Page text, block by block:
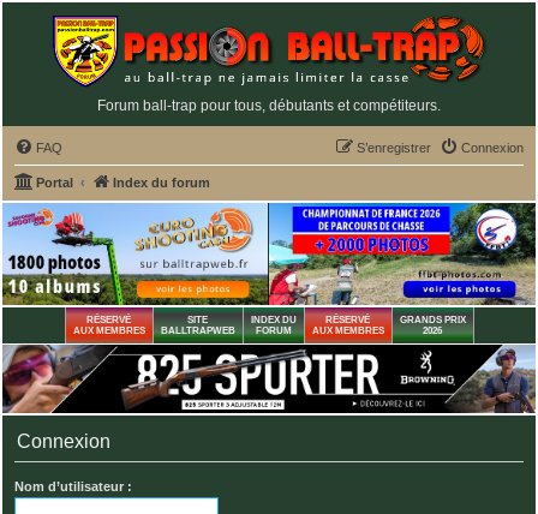
Forum ball-trap pour tous, débutants et compétiteurs.
FAQ Connexion
S’enregistrer
Portal Index du forum
RÉSERVÉ
AUX MEMBRES
SITE
BALLTRAPWEB
INDEX DU
FORUM
RÉSERVÉ
AUX MEMBRES
GRANDS PRIX
2026
Connexion
Nom d’utilisateur :